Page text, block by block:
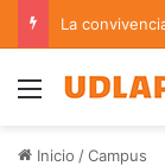
Menu
Inicio /Campus